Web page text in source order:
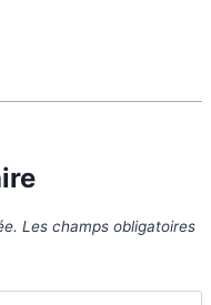
Les champs obligatoires